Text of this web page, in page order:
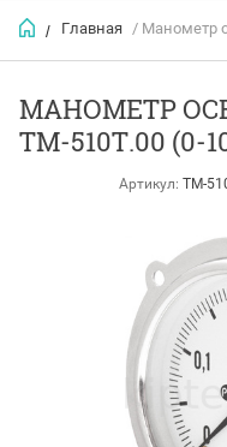
/ Главная / Манометр
МАНОМЕТР
ТМ-510Т.00 (0-
Артикул: ТМ-